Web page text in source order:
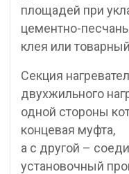
площадей при
цементно-
клея или
Секция
двухжильного
одной стороны
концевая муфта,
а с другой –
установочный